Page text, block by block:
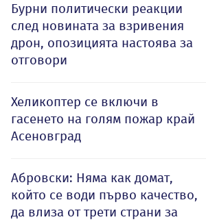
Бурни политически реакции
след новината за взривения
дрон, опозицията настоява за
отговори
Хеликоптер се включи в
гасенето на голям пожар край
Асеновград
Абровски: Няма как домат,
който се води първо качество,
да влиза от трети страни за